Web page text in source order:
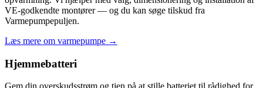
VE-godkendte montører — og du kan søge tilskud fra
Varmepumpepuljen.
Læs mere om varmepumpe →
Hjemmebatteri